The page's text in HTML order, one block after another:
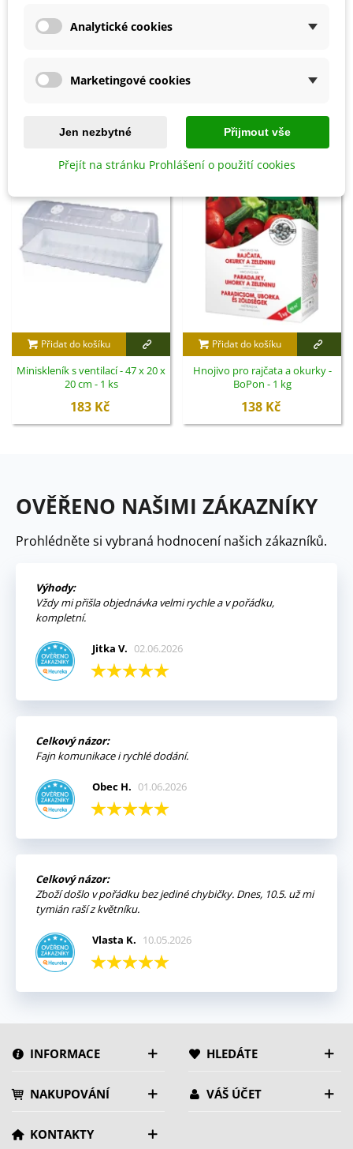
důležitá je pravidelná závlaha a přihnojování
Detaily produktu
SOUVISEJÍCÍ PRODUKTY
Přidat do košíku
Miniskleník s ventilací - 47 x 20 x
20 cm - 1 ks
183 Kč
Přidat do košíku
Hnojivo pro rajčata a okurky -
BoPon - 1 kg
138 Kč
OVĚŘENO NAŠIMI ZÁKAZNÍKY
Prohlédněte si vybraná hodnocení našich zákazníků.
Výhody:
Vždy mi přišla objednávka velmi rychle a v pořádku,
kompletní.
Jitka V. 02.06.2026
Celkový názor:
Fajn komunikace i rychlé dodání.
Obec H. 01.06.2026
Celkový názor:
Zboží došlo v pořádku bez jediné chybičky. Dnes, 10.5. už mi
tymián raší z květníku.
Vlasta K. 10.05.2026
INFORMACE HLEDÁTE
NAKUPOVÁNÍ VÁŠ ÚČET
KONTAKTY
Analytické cookies
Marketingové cookies
Jen nezbytné Přijmout vše
Přejít na stránku Prohlášení o použití cookies